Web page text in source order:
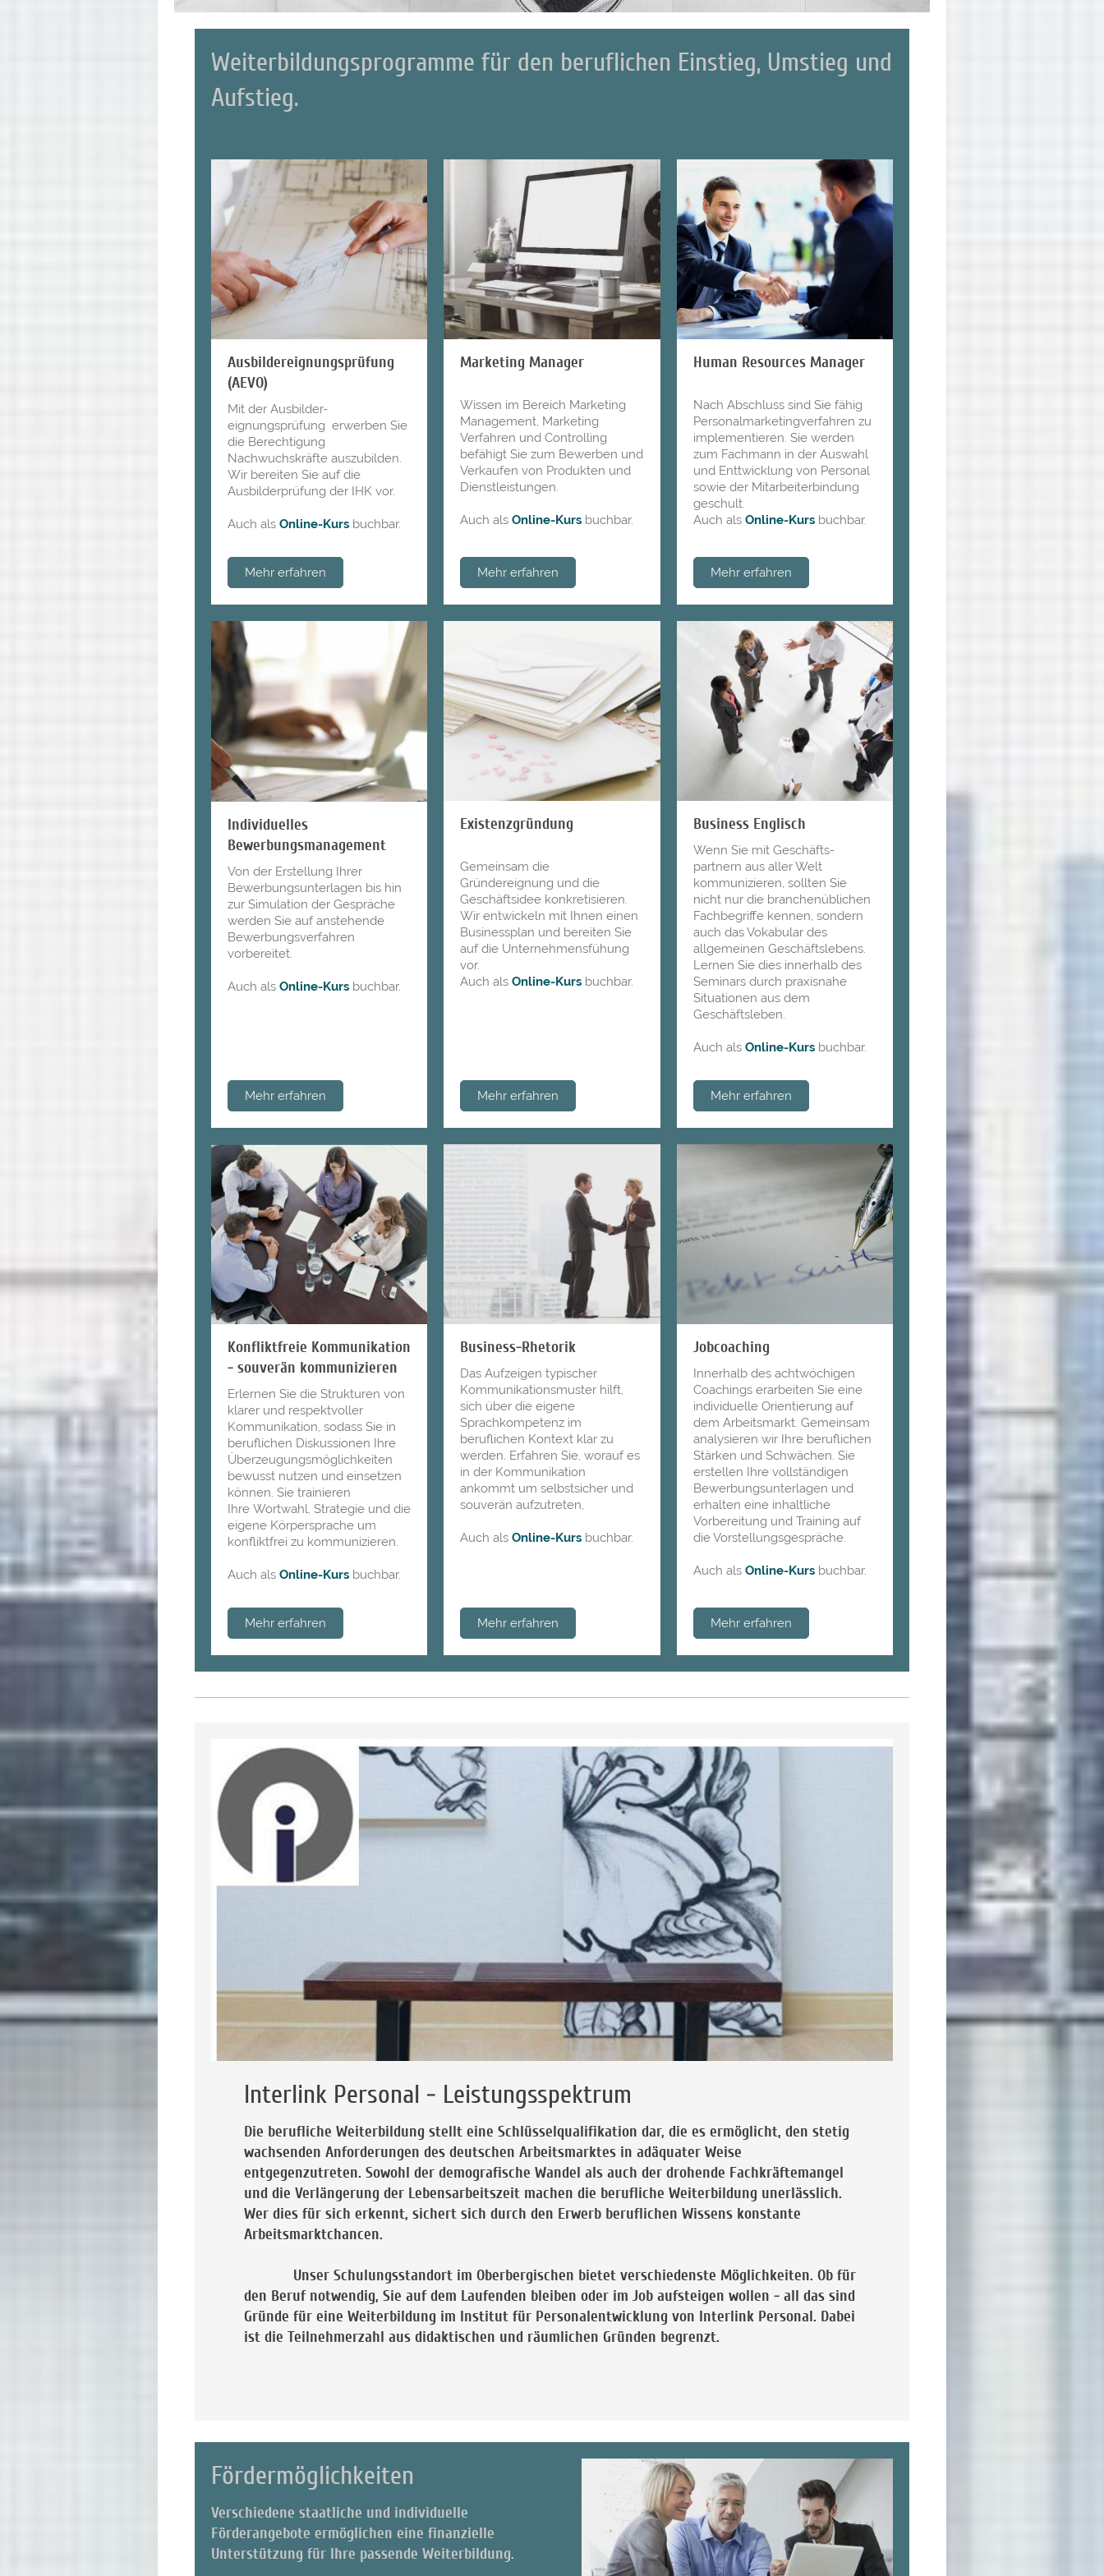
Weiterbildungsprogramme für den beruflichen Einstieg, Umstieg und
Aufstieg.
Ausbildereignungsprüfung
(AEVO)
Mit der Ausbilder-
eignungsprüfung erwerben Sie
die Berechtigung
Nachwuchskräfte auszubilden.
Wir bereiten Sie auf die
Ausbilderprüfung der IHK vor.
Auch als Online-Kurs buchbar.
Mehr erfahren
Marketing Manager
Wissen im Bereich Marketing
Management, Marketing
Verfahren und Controlling
befähigt Sie zum Bewerben und
Verkaufen von Produkten und
Dienstleistungen.
Auch alsOnline-Kurs buchbar.
Mehr erfahren
Human Resources Manager
Nach Abschluss sind Sie fähig
Personalmarketingverfahren zu
implementieren. Sie werden
zum Fachmann in der Auswahl
und Enttwicklung von Personal
sowie der Mitarbeiterbindung
geschult.
Auch als Online-Kursbuchbar.
Mehr erfahren
Individuelles
Bewerbungsmanagement
Von der Erstellung Ihrer
Bewerbungsunterlagen bis hin
zur Simulation der Gespräche
werden Sie auf anstehende
Bewerbungsverfahren
vorbereitet.
Auch als Online-Kurs buchbar.
Mehr erfahren
Existenzgründung
Gemeinsam die
Gründereignung und die
Geschäftsidee konkretisieren.
Wir entwickeln mit Ihnen einen
Businessplan und bereiten Sie
auf die Unternehmensfühung
vor.
Auch alsOnline-Kurs buchbar.
Mehr erfahren
Business Englisch
Wenn Sie mit Geschäfts-
partnern aus aller Welt
kommunizieren, sollten Sie
nicht nur die branchenüblichen
Fachbegriffe kennen, sondern
auch das Vokabular des
allgemeinen Geschäftslebens.
Lernen Sie dies innerhalb des
Seminars durch praxisnahe
Situationen aus dem
Geschäftsleben.
Auch als Online-Kursbuchbar.
Mehr erfahren
Konfliktfreie Kommunikation
- souverän kommunizieren
Erlernen Sie die Strukturen von
klarer und respektvoller
Kommunikation, sodass Sie in
beruflichen Diskussionen Ihre
Überzeugungsmöglichkeiten
bewusst nutzen und einsetzen
können. Sie trainieren
Ihre Wortwahl, Strategie und die
eigene Körpersprache um
konfliktfrei zu kommunizieren.
Auch als Online-Kurs buchbar.
Mehr erfahren
Business-Rhetorik
Das Aufzeigen typischer
Kommunikationsmuster hilft,
sich über die eigene
Sprachkompetenz im
beruflichen Kontext klar zu
werden. Erfahren Sie, worauf es
in der Kommunikation
ankommt um selbstsicher und
souverän aufzutreten,
Auch alsOnline-Kurs buchbar.
Mehr erfahren
Jobcoaching
Innerhalb des achtwöchigen
Coachings erarbeiten Sie eine
individuelle Orientierung auf
dem Arbeitsmarkt. Gemeinsam
analysieren wir Ihre beruflichen
Stärken und Schwächen. Sie
erstellen Ihre vollständigen
Bewerbungsunterlagen und
erhalten eine inhaltliche
Vorbereitung und Training auf
die Vorstellungsgespräche.
Auch als Online-Kursbuchbar.
Mehr erfahren
Interlink Personal - Leistungsspektrum
Die berufliche Weiterbildung stellt eine Schlüsselqualifikation dar, die es ermöglicht, den stetig
wachsenden Anforderungen des deutschen Arbeitsmarktes in adäquater Weise
entgegenzutreten. Sowohl der demografische Wandel als auch der drohende Fachkräftemangel
und die Verlängerung der Lebensarbeitszeit machen die berufliche Weiterbildung unerlässlich.
Wer dies für sich erkennt, sichert sich durch den Erwerb beruflichen Wissens konstante
Arbeitsmarktchancen.
Unser Schulungsstandort im Oberbergischen bietet verschiedenste Möglichkeiten. Ob für
den Beruf notwendig, Sie auf dem Laufenden bleiben oder im Job aufsteigen wollen - all das sind
Gründe für eine Weiterbildung im Institut für Personalentwicklung von Interlink Personal. Dabei
ist die Teilnehmerzahl aus didaktischen und räumlichen Gründen begrenzt.
Fördermöglichkeiten
Verschiedene staatliche und individuelle
Förderangebote ermöglichen eine finanzielle
Unterstützung für Ihre passende Weiterbildung.